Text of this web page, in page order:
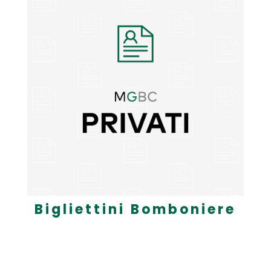
Bigliettini Bomboniere